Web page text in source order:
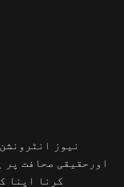
نیوز
اورحقیقی صحافت پر
کرنا اپنا